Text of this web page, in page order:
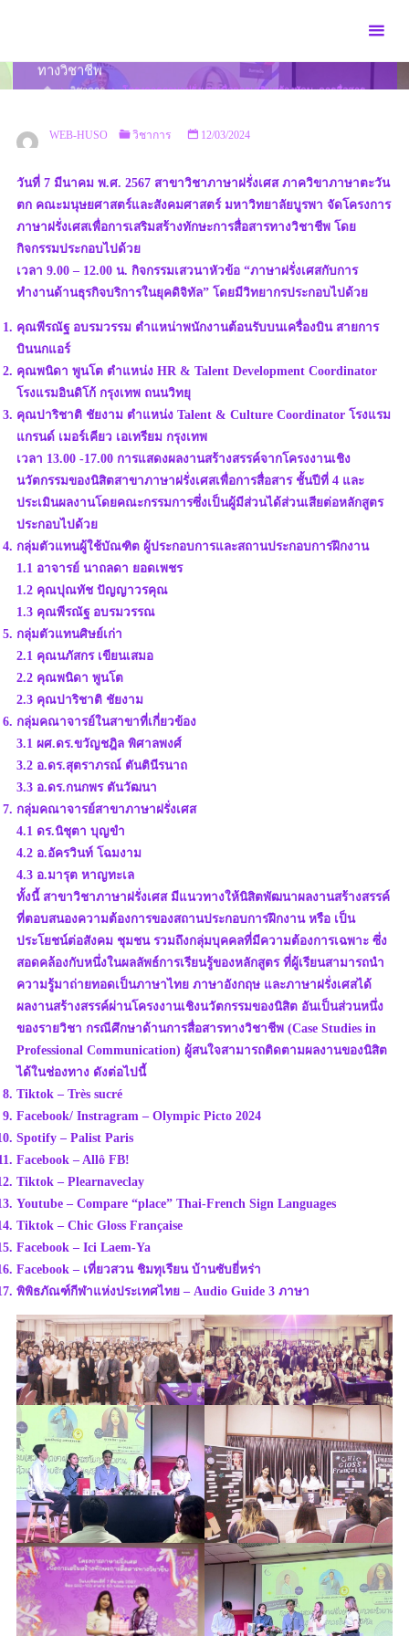
ทางวิชาชีพ
HOMEวิชาการ
โครงการภาษาฝรั่งเศสเพื่อการเสริมสร้างทักษะการสื่อสาร
WEB-HUSO วิชาการ 12/03/2024
วันที่ 7 มีนาคม พ.ศ. 2567 สาขาวิชาภาษาฝรั่งเศส ภาควิขาภาษาตะวัน
ตก คณะมนุษยศาสตร์และสังคมศาสตร์ มหาวิทยาลัยบูรพา จัดโครงการ
ภาษาฝรั่งเศสเพื่อการเสริมสร้างทักษะการสื่อสารทางวิชาชีพ โดย
กิจกรรมประกอบไปด้วย
เวลา 9.00 – 12.00 น. กิจกรรมเสวนาหัวข้อ “ภาษาฝรั่งเศสกับการ
ทำงานด้านธุรกิจบริการในยุคดิจิทัล” โดยมีวิทยากรประกอบไปด้วย
คุณพีรณัฐ อบรมวรรม ตำแหน่าพนักงานต้อนรับบนเครื่องบิน สายการ
บินนกแอร์
คุณพนิดา พูนโต ตำแหน่ง HR & Talent Development Coordinator
โรงแรมอินดิโก้ กรุงเทพ ถนนวิทยุ
คุณปาริชาติ ชัยงาม ตำแหน่ง Talent & Culture Coordinator โรงแรม
แกรนด์ เมอร์เคียว เอเทรียม กรุงเทพ
เวลา 13.00 -17.00 การแสดงผลงานสร้างสรรค์จากโครงงานเชิง
นวัตกรรมของนิสิตสาขาภาษาฝรั่งเศสเพื่อการสื่อสาร ชั้นปีที่ 4 และ
ประเมินผลงานโดยคณะกรรมการซึ่งเป็นผู้มีส่วนได้ส่วนเสียต่อหลักสูตร
ประกอบไปด้วย
กลุ่มตัวแทนผู้ใช้บัณฑิต ผู้ประกอบการและสถานประกอบการฝึกงาน
1.1 อาจารย์ นาถลดา ยอดเพชร
1.2 คุณปุณทัช ปัญญาวรคุณ
1.3 คุณพีรณัฐ อบรมวรรณ
กลุ่มตัวแทนศิษย์เก่า
2.1 คุณนภัสกร เขียนเสมอ
2.2 คุณพนิดา พูนโต
2.3 คุณปาริชาติ ชัยงาม
กลุ่มคณาจารย์ในสาขาที่เกี่ยวข้อง
3.1 ผศ.ดร.ขวัญชฎิล พิศาลพงศ์
3.2 อ.ดร.สุตราภรณ์ ตันตินีรนาถ
3.3 อ.ดร.กนกพร ตันวัฒนา
กลุ่มคณาจารย์สาขาภาษาฝรั่งเศส
4.1 ดร.นิชุตา บุญขำ
4.2 อ.อัครวินท์ โฉมงาม
4.3 อ.มารุต หาญทะเล
ทั้งนี้ สาขาวิชาภาษาฝรั่งเศส มีแนวทางให้นิสิตพัฒนาผลงานสร้างสรรค์
ที่ตอบสนองความต้องการของสถานประกอบการฝึกงาน หรือ เป็น
ประโยชน์ต่อสังคม ชุมชน รวมถึงกลุ่มบุคคลที่มีความต้องการเฉพาะ ซึ่ง
สอดคล้องกับหนึ่งในผลลัพธ์การเรียนรู้ของหลักสูตร ที่ผู้เรียนสามารถนำ
ความรู้มาถ่ายทอดเป็นภาษาไทย ภาษาอังกฤษ และภาษาฝรั่งเศสได้
ผลงานสร้างสรรค์ผ่านโครงงานเชิงนวัตกรรมของนิสิต อันเป็นส่วนหนึ่ง
ของรายวิชา กรณีศึกษาด้านการสื่อสารทางวิชาชีพ (Case Studies in
Professional Communication) ผู้สนใจสามารถติดตามผลงานของนิสิต
ได้ในช่องทาง ดังต่อไปนี้
Tiktok – Très sucré
Facebook/ Instragram – Olympic Picto 2024
Spotify – Palist Paris
Facebook – Allô FB!
Tiktok – Plearnaveclay
Youtube – Compare “place” Thai-French Sign Languages
Tiktok – Chic Gloss Française
Facebook – Ici Laem-Ya
Facebook – เที่ยวสวน ชิมทุเรียน บ้านซับยี่หร่า
พิพิธภัณฑ์กีฬาแห่งประเทศไทย – Audio Guide 3 ภาษา